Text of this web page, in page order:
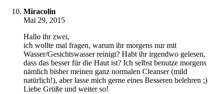
Miracolin
Mai 29, 2015
Hallo ihr zwei,
ich wollte mal fragen, warum ihr morgens nur mit
Wasser/Gesichtswasser reinigt? Habt ihr irgendwo gelesen,
dass das besser für die Haut ist? Ich selbst benutze morgens
nämlich bisher meinen ganz normalen Cleanser (mild
natürlich!), aber lasse mich gerne eines Besseren belehren ;)
Liebe Grüße und weiter so!